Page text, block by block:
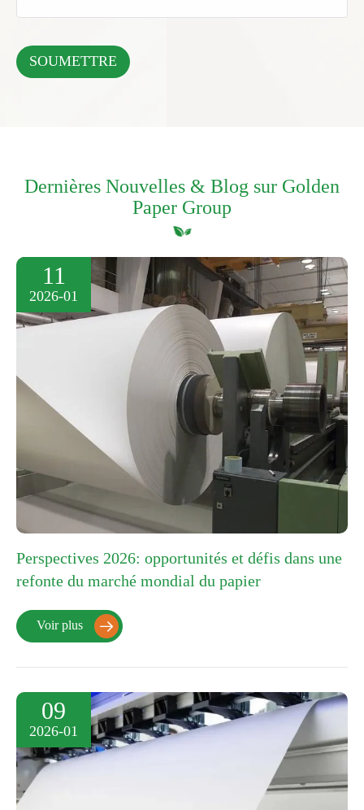
Dernières Nouvelles & Blog sur Golden
Paper Group
11
2026-01
Perspectives 2026: opportunités et défis dans une
refonte du marché mondial du papier
Voir plus 
09
2026-01